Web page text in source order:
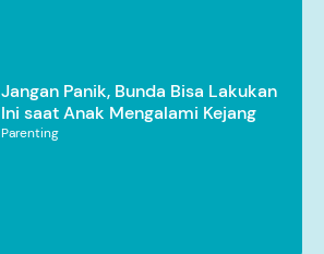
Jangan Panik, Bunda Bisa Lakukan
Ini saat Anak Mengalami Kejang
Parenting